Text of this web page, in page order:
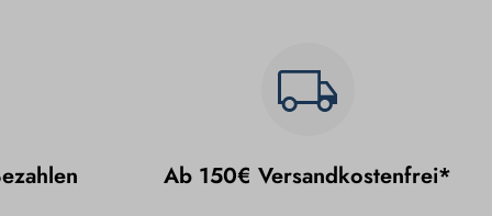
Ab 150€ Versandkostenfrei*